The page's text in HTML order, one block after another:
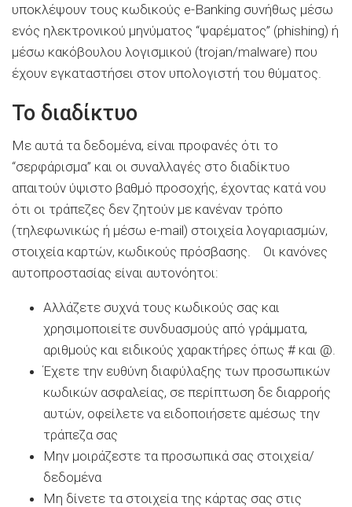
υποκλέψουν τους κωδικούς e-Banking συνήθως μέσω
ενός ηλεκτρονικού μηνύματος “ψαρέματος” (phishing) ή
μέσω κακόβουλου λογισμικού (trojan/malware) που
έχουν εγκαταστήσει στον υπολογιστή του θύματος.
Το διαδίκτυο
Με αυτά τα δεδομένα, είναι προφανές ότι το
“σερφάρισμα” και οι συναλλαγές στο διαδίκτυο
απαιτούν ύψιστο βαθμό προσοχής, έχοντας κατά νου
ότι οι τράπεζες δεν ζητούν με κανέναν τρόπο
(τηλεφωνικώς ή μέσω e-mail) στοιχεία λογαριασμών,
στοιχεία καρτών, κωδικούς πρόσβασης. Οι κανόνες
αυτοπροστασίας είναι αυτονόητοι:
Αλλάζετε συχνά τους κωδικούς σας και
χρησιμοποιείτε συνδυασμούς από γράμματα,
αριθμούς και ειδικούς χαρακτήρες όπως # και @.
Έχετε την ευθύνη διαφύλαξης των προσωπικών
κωδικών ασφαλείας, σε περίπτωση δε διαρροής
αυτών, οφείλετε να ειδοποιήσετε αμέσως την
τράπεζα σας
Μην μοιράζεστε τα προσωπικά σας στοιχεία/
δεδομένα
Μη δίνετε τα στοιχεία της κάρτας σας στις